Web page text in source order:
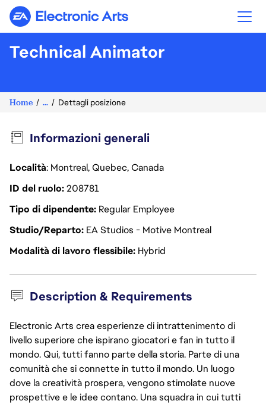
Electronic Arts
Technical Animator
Home ... Dettagli posizione
Informazioni generali
Località: Montreal, Quebec, Canada
ID del ruolo208781
Tipo di dipendente Regular Employee
Studio/Reparto EA Studios - Motive Montreal
Modalità di lavoro flessibile Hybrid
Description & Requirements
Electronic Arts crea esperienze di intrattenimento di
livello superiore che ispirano giocatori e fan in tutto il
mondo. Qui, tutti fanno parte della storia. Parte di una
comunità che si connette in tutto il mondo. Un luogo
dove la creatività prospera, vengono stimolate nuove
prospettive e le idee contano. Una squadra in cui tutti